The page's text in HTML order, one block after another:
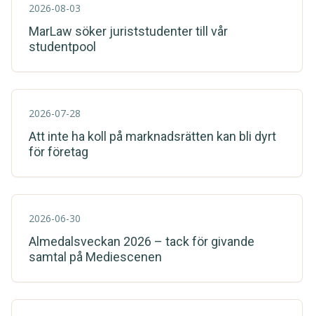
2026-08-03
MarLaw söker juriststudenter till vår
studentpool
2026-07-28
Att inte ha koll på marknadsrätten kan bli dyrt
för företag
2026-06-30
Almedalsveckan 2026 – tack för givande
samtal på Mediescenen